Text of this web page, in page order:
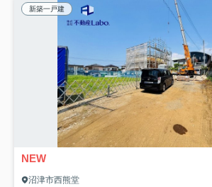
新築一戸建
NEW
沼津市西熊堂